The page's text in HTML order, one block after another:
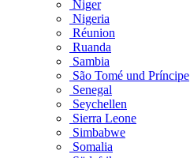
Niger
Nigeria
Réunion
Ruanda
Sambia
São Tomé und Príncipe
Senegal
Seychellen
Sierra Leone
Simbabwe
Somalia